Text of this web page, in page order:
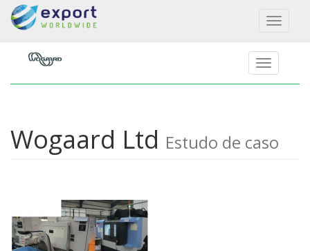
Toggle
Wogaard Ltd Estudo de caso